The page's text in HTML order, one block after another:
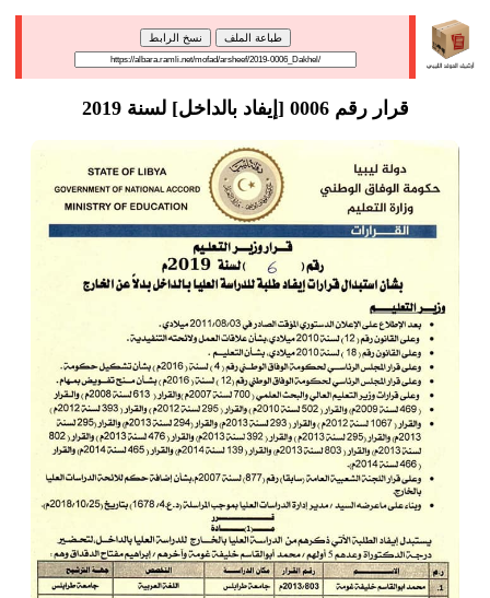
طباعة الملف نسخ الرابط
قرار رقم 0006 [إيفاد بالداخل] لسنة 2019